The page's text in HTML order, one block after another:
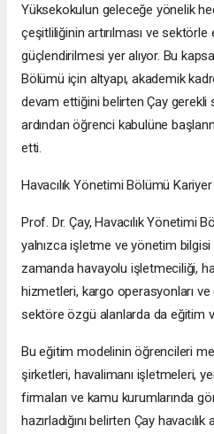
Yüksekokulun geleceğe yönelik
çeşitliliğinin artırılması ve
güçlendirilmesi yer alıyor. Bu
Bölümü için altyapı, akademik
devam ettiğini belirten Çay gerekli
ardından öğrenci kabulüne
etti.
Havacılık Yönetimi Bölümü Kariyer
Prof. Dr. Çay, Havacılık Yönetimi
yalnızca işletme ve yönetim bilgisi
zamanda havayolu işletmeciliği,
hizmetleri, kargo operasyonları
sektöre özgü alanlarda da eğitim
Bu eğitim modelinin öğrencileri
şirketleri, havalimanı işletmeleri,
firmaları ve kamu kurumlarında
hazırladığını belirten Çay